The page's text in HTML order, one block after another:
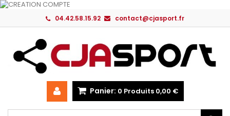
04.42.58.15.92 contact@cjasport.fr
Panier: 0 Produits 0,00 €